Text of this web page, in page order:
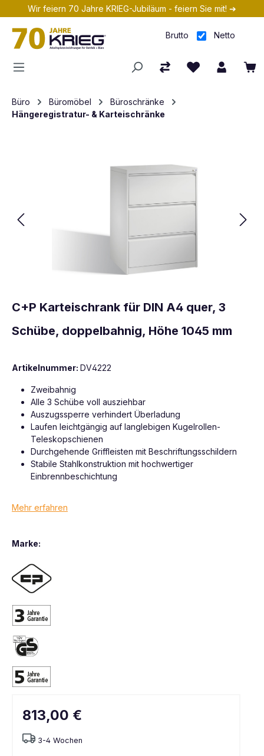
Zum Hauptinhalt springen
Wir feiern 70 Jahre KRIEG-Jubiläum - feiern Sie mit! ➔
Brutto Netto
Büro Büromöbel
Büroschränke
Hängeregistratur- & Karteischränke
C+P Karteischrank für DIN A4 quer, 3
Schübe, doppelbahnig, Höhe 1045 mm
Artikelnummer: DV4222
Zweibahnig
Alle 3 Schübe voll ausziehbar
Auszugssperre verhindert Überladung
Laufen leichtgängig auf langlebigen Kugelrollen-
Teleskopschienen
Durchgehende Griffleisten mit Beschriftungsschildern
Stabile Stahlkonstruktion mit hochwertiger
Einbrennbeschichtung
Mehr erfahren
Marke:
813,00 €
3-4 Wochen